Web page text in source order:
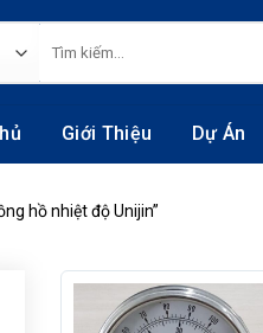
kiếm:
Giới Thiệu Dự Án
hồ nhiệt độ Unijin”